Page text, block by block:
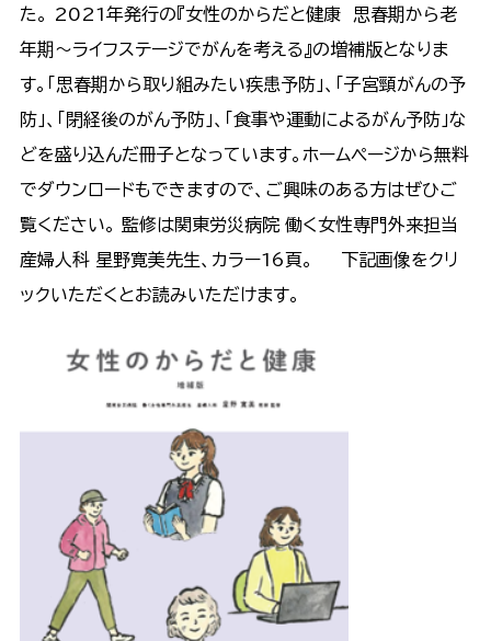
た。 2021年発行の『女性のからだと健康 思春期から老
年期～ライフステージでがんを考える』の増補版となりま
す。「思春期から取り組みたい疾患予防」、「子宮頸がんの予
防」、「閉経後のがん予防」、「食事や運動によるがん予防」な
どを盛り込んだ冊子となっています。ホームページから無料
でダウンロードもできますので、ご興味のある方はぜひご
覧ください。 監修は関東労災病院 働く女性専門外来担当
産婦人科 星野寛美先生、カラー16頁。 下記画像をクリ
ックいただくとお読みいただけます。